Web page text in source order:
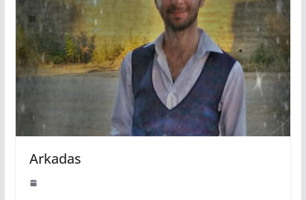
Arkadas